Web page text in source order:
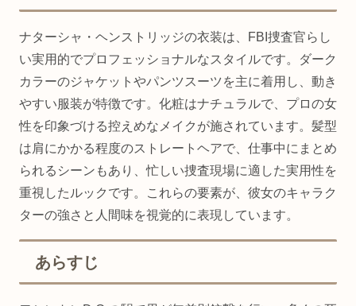
ナターシャ・ヘンストリッジの衣装は、FBI捜査官らし
い実用的でプロフェッショナルなスタイルです。ダーク
カラーのジャケットやパンツスーツを主に着用し、動き
やすい服装が特徴です。化粧はナチュラルで、プロの女
性を印象づける控えめなメイクが施されています。髪型
は肩にかかる程度のストレートヘアで、仕事中にまとめ
られるシーンもあり、忙しい捜査現場に適した実用性を
重視したルックです。これらの要素が、彼女のキャラク
ターの強さと人間味を視覚的に表現しています。
あらすじ